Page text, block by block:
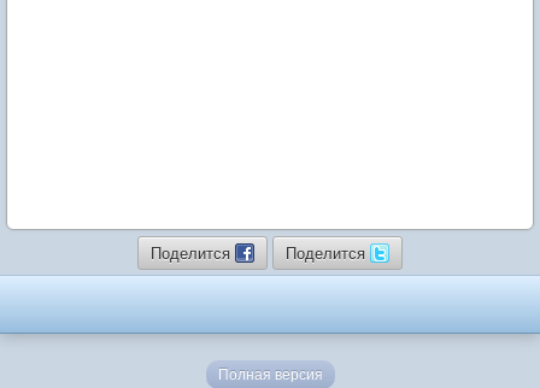
Поделится Поделится
Полная версия